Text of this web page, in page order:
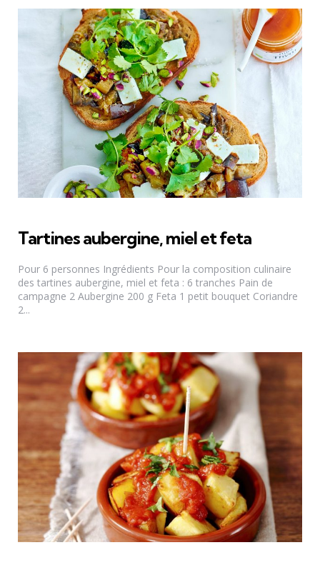
Tartines aubergine, miel et feta
Pour 6 personnes Ingrédients Pour la composition culinaire
des tartines aubergine, miel et feta : 6 tranches Pain de
campagne 2 Aubergine 200 g Feta 1 petit bouquet Coriandre
2...